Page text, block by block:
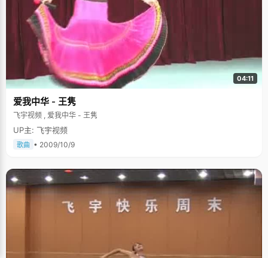
04:11
爱我中华 - 王隽
飞宇视频 , 爱我中华 - 王隽
UP主: 飞宇视频
歌曲 • 2009/10/9